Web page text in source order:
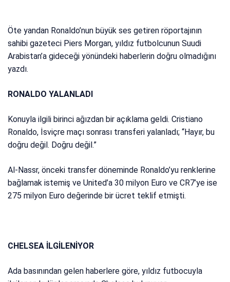
Öte yandan Ronaldo’nun büyük ses getiren röportajının
sahibi gazeteci Piers Morgan, yıldız futbolcunun Suudi
Arabistan’a gideceği yönündeki haberlerin doğru olmadığını
yazdı.
RONALDO YALANLADI
Konuyla ilgili birinci ağızdan bir açıklama geldi. Cristiano
Ronaldo, İsviçre maçı sonrası transferi yalanladı; “Hayır, bu
doğru değil. Doğru değil.”
Al-Nassr, önceki transfer döneminde Ronaldo’yu renklerine
bağlamak istemiş ve United’a 30 milyon Euro ve CR7’ye ise
275 milyon Euro değerinde bir ücret teklif etmişti.
CHELSEA İLGİLENİYOR
Ada basınından gelen haberlere göre, yıldız futbocuyla